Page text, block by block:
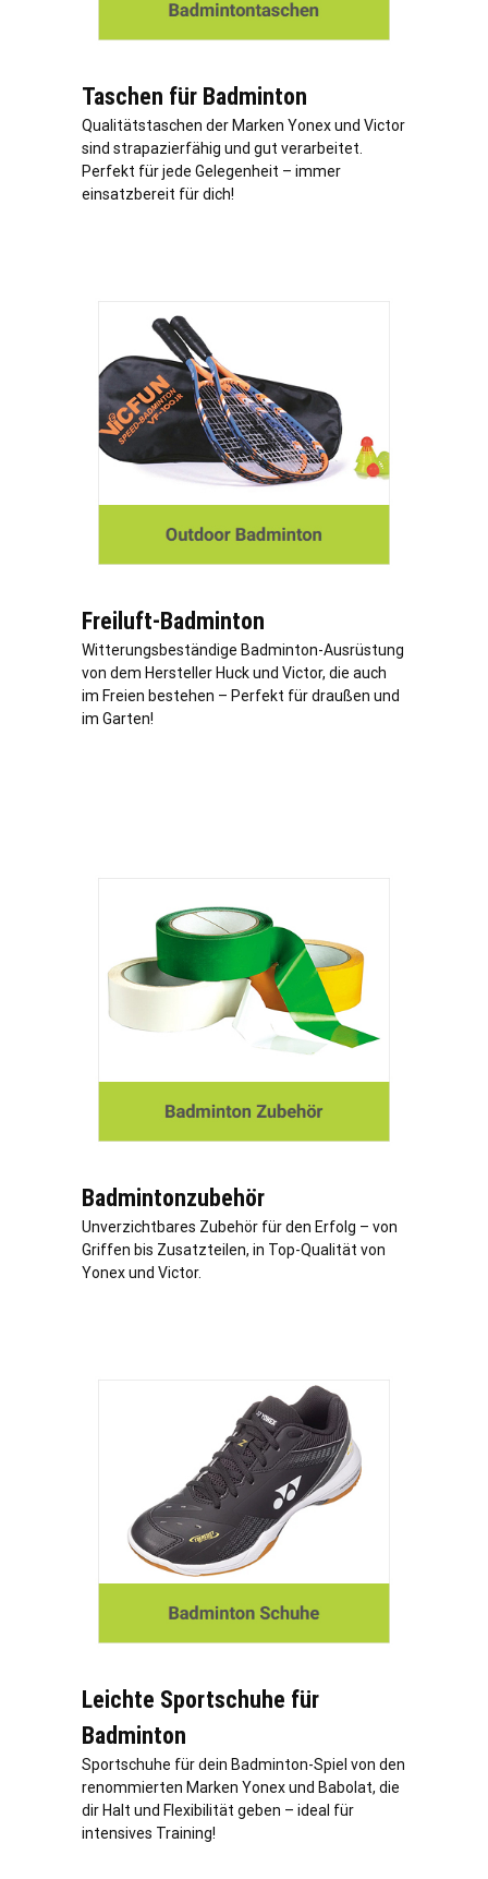
Taschen für Badminton
Qualitätstaschen der Marken Yonex und Victor
sind strapazierfähig und gut verarbeitet.
Perfekt für jede Gelegenheit – immer
einsatzbereit für dich!
Freiluft-Badminton
Witterungsbeständige Badminton-Ausrüstung
von dem Hersteller Huck und Victor, die auch
im Freien bestehen – Perfekt für draußen und
im Garten!
Badmintonzubehör
Unverzichtbares Zubehör für den Erfolg – von
Griffen bis Zusatzteilen, in Top-Qualität von
Yonex und Victor.
Leichte Sportschuhe für
Badminton
Sportschuhe für dein Badminton-Spiel von den
renommierten Marken Yonex und Babolat, die
dir Halt und Flexibilität geben – ideal für
intensives Training!